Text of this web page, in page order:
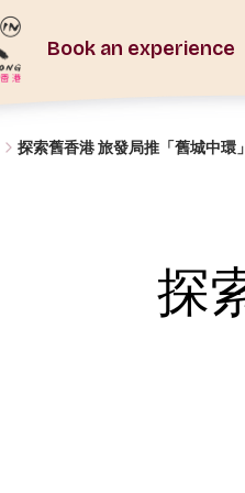
Book an experience
探索舊香港 旅發局推「舊城中環
探